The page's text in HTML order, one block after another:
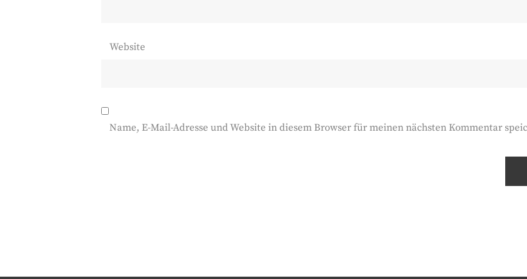
Website
Name, E-Mail-Adresse und Website in diesem Browser für meinen nächsten Kommentar